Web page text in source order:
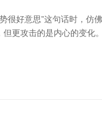
很好意思”这句话时，仿
更攻击的是内心的变化